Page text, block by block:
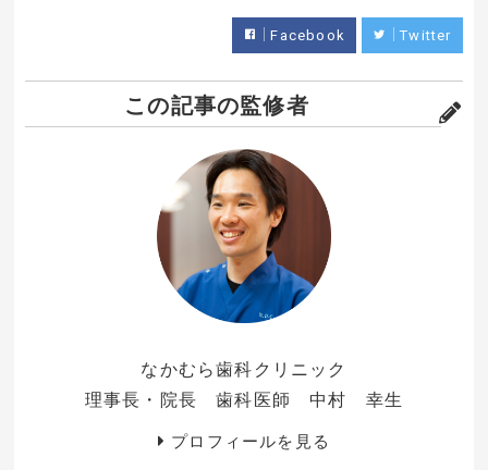
Facebook Twitter
この記事の監修者
なかむら歯科クリニック
理事長・院長 歯科医師 中村 幸生
プロフィールを見る